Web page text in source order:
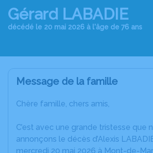
Gérard LABADIE
décédé le 20 mai 2026 à l'âge de 76 ans
Message de la famille
Chère famille, chers amis,
C’est avec une grande tristesse que
annonçons le décès d’Alexis
mercredi 20 mai 2026 à Mont-de-